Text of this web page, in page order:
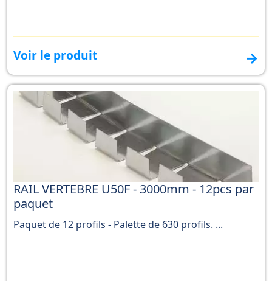
Voir le produit →
RAIL VERTEBRE U50F - 3000mm - 12pcs par
paquet
Paquet de 12 profils - Palette de 630 profils. ...